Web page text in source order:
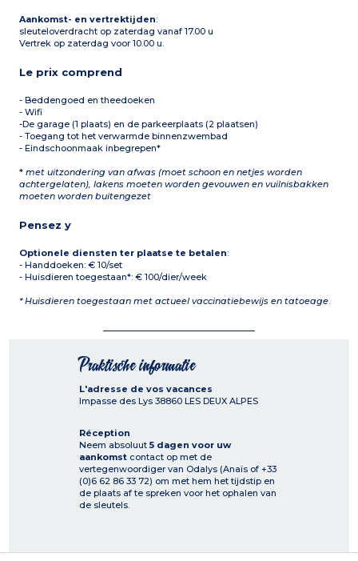
douche, wastafel, wc
Aankomst- en vertrektijden:
sleuteloverdracht op zaterdag vanaf 17.00 u
Vertrek op zaterdag voor 10.00 u.
Le prix comprend
- Beddengoed en theedoeken
- Wifi
-De garage (1 plaats) en de parkeerplaats (2 plaatsen)
- Toegang tot het verwarmde binnenzwembad
- Eindschoonmaak inbegrepen*
*met uitzondering van afwas (moet schoon en netjes worden
achtergelaten), lakens moeten worden gevouwen en vuilnisbakken
moeten worden buitengezet
Pensez y
Optionele diensten ter plaatse te betalen:
- Handdoeken: € 10/set
- Huisdieren toegestaan*: € 100/dier/week
* Huisdieren toegestaan met actueel vaccinatiebewijs en tatoeage.
Praktische informatie
L'adresse de vos vacances
Impasse des Lys 38860 LES DEUX ALPES
Réception
Neem absoluut 5 dagen voor uw
aankomst contact op met de
vertegenwoordiger van Odalys (Anaïs of +33
(0)6 62 86 33 72) om met hem het tijdstip en
de plaats af te spreken voor het ophalen van
de sleutels.